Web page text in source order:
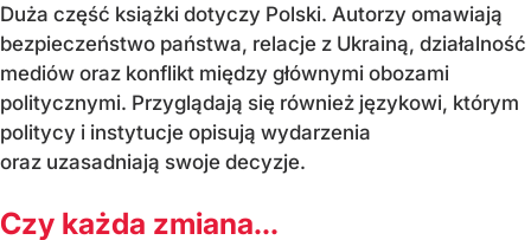
Duża część książki dotyczy Polski. Autorzy omawiają
bezpieczeństwo państwa, relacje z Ukrainą, działalność
mediów oraz konflikt między głównymi obozami
politycznymi. Przyglądają się również językowi, którym
politycy i instytucje opisują wydarzenia
oraz uzasadniają swoje decyzje.
Czy każda zmiana...